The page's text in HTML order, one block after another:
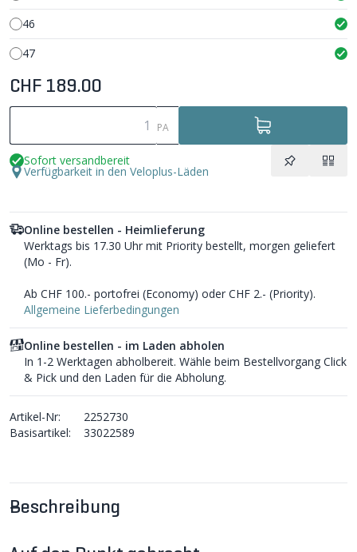
Beschreibung
46
47
CHF 189.00
PA
Sofort versandbereit
Verfügbarkeit in den Veloplus-Läden
Online bestellen - Heimlieferung
Werktags bis 17.30 Uhr mit Priority bestellt, morgen geliefert
(Mo - Fr).
Ab CHF 100.- portofrei (Economy) oder CHF 2.- (Priority).
Allgemeine Lieferbedingungen
Online bestellen - im Laden abholen
In 1-2 Werktagen abholbereit. Wähle beim Bestellvorgang Click
& Pick und den Laden für die Abholung.
Artikel-Nr:
2252730
Basisartikel:
33022589